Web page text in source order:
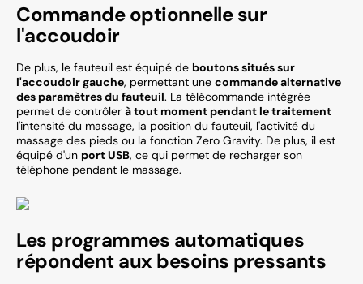
Commande optionnelle sur
l'accoudoir
De plus, le fauteuil est équipé de boutons situés sur
l'accoudoir gauche, permettant une commande alternative
des paramètres du fauteuil. La télécommande intégrée
permet de contrôler à tout moment pendant le traitement
l'intensité du massage, la position du fauteuil, l'activité du
massage des pieds ou la fonction Zero Gravity. De plus, il est
équipé d'un port USB, ce qui permet de recharger son
téléphone pendant le massage.
Les programmes automatiques
répondent aux besoins pressants